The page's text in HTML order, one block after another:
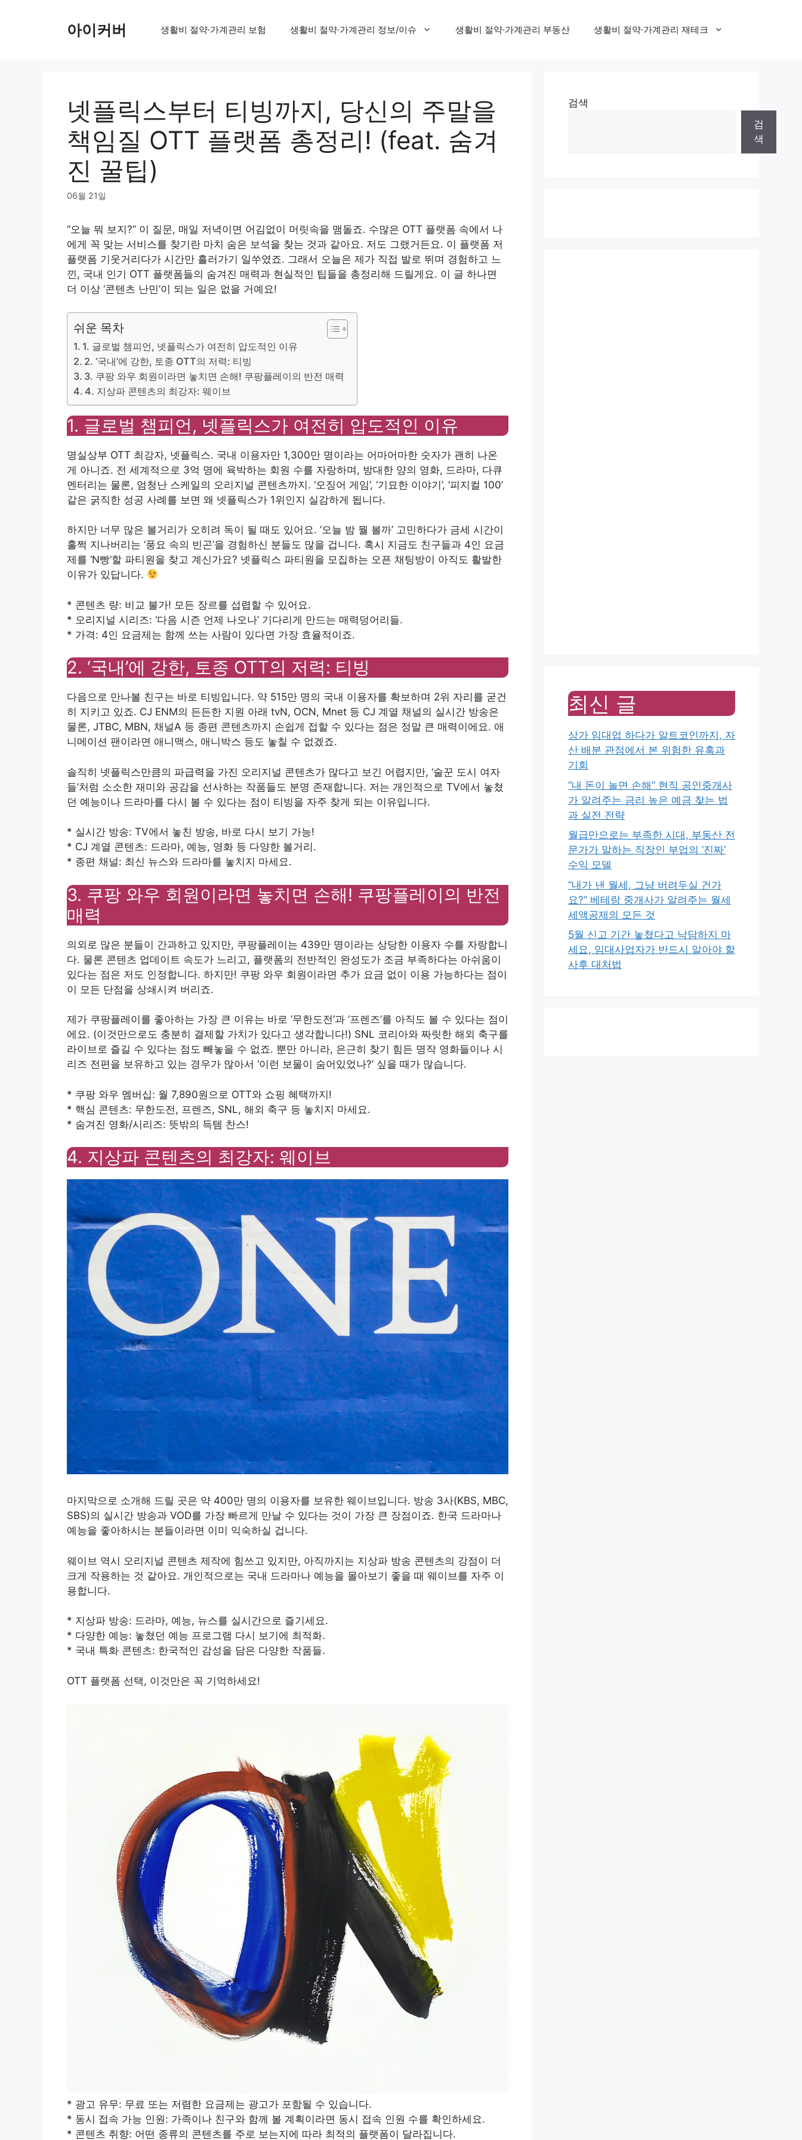
아이커버 생활비 절약·가계관리 보험 생활비 절약·가계관리 정보/이슈 생활비 절약·가계관리 부동산 생활비 절약·가계관리 재테크
넷플릭스부터 티빙까지, 당신의 주말을
책임질 OTT 플랫폼 총정리! (feat. 숨겨
진 꿀팁)
06월 21일
“오늘 뭐 보지?” 이 질문, 매일 저녁이면 어김없이 머릿속을 맴돌죠. 수많은 OTT 플랫폼 속에서 나
에게 꼭 맞는 서비스를 찾기란 마치 숨은 보석을 찾는 것과 같아요. 저도 그랬거든요. 이 플랫폼 저
플랫폼 기웃거리다가 시간만 흘러가기 일쑤였죠. 그래서 오늘은 제가 직접 발로 뛰며 경험하고 느
낀, 국내 인기 OTT 플랫폼들의 숨겨진 매력과 현실적인 팁들을 총정리해 드릴게요. 이 글 하나면
더 이상 ‘콘텐츠 난민’이 되는 일은 없을 거예요!
쉬운 목차
1. 글로벌 챔피언, 넷플릭스가 여전히 압도적인 이유
2. ‘국내’에 강한, 토종 OTT의 저력: 티빙
3. 쿠팡 와우 회원이라면 놓치면 손해! 쿠팡플레이의 반전 매력
4. 지상파 콘텐츠의 최강자: 웨이브
1. 글로벌 챔피언, 넷플릭스가 여전히 압도적인 이유
명실상부 OTT 최강자, 넷플릭스. 국내 이용자만 1,300만 명이라는 어마어마한 숫자가 괜히 나온
게 아니죠. 전 세계적으로 3억 명에 육박하는 회원 수를 자랑하며, 방대한 양의 영화, 드라마, 다큐
멘터리는 물론, 엄청난 스케일의 오리지널 콘텐츠까지. ‘오징어 게임’, ‘기묘한 이야기’, ‘피지컬 100’
같은 굵직한 성공 사례를 보면 왜 넷플릭스가 1위인지 실감하게 됩니다.
하지만 너무 많은 볼거리가 오히려 독이 될 때도 있어요. ‘오늘 밤 뭘 볼까’ 고민하다가 금세 시간이
훌쩍 지나버리는 ‘풍요 속의 빈곤’을 경험하신 분들도 많을 겁니다. 혹시 지금도 친구들과 4인 요금
제를 ‘N빵’할 파티원을 찾고 계신가요? 넷플릭스 파티원을 모집하는 오픈 채팅방이 아직도 활발한
이유가 있답니다.
* 콘텐츠 량: 비교 불가! 모든 장르를 섭렵할 수 있어요.
* 오리지널 시리즈: ‘다음 시즌 언제 나오나’ 기다리게 만드는 매력덩어리들.
* 가격: 4인 요금제는 함께 쓰는 사람이 있다면 가장 효율적이죠.
2. ‘국내’에 강한, 토종 OTT의 저력: 티빙
다음으로 만나볼 친구는 바로 티빙입니다. 약 515만 명의 국내 이용자를 확보하며 2위 자리를 굳건
히 지키고 있죠. CJ ENM의 든든한 지원 아래 tvN, OCN, Mnet 등 CJ 계열 채널의 실시간 방송은
물론, JTBC, MBN, 채널A 등 종편 콘텐츠까지 손쉽게 접할 수 있다는 점은 정말 큰 매력이에요. 애
니메이션 팬이라면 애니맥스, 애니박스 등도 놓칠 수 없겠죠.
솔직히 넷플릭스만큼의 파급력을 가진 오리지널 콘텐츠가 많다고 보긴 어렵지만, ‘술꾼 도시 여자
들’처럼 소소한 재미와 공감을 선사하는 작품들도 분명 존재합니다. 저는 개인적으로 TV에서 놓쳤
던 예능이나 드라마를 다시 볼 수 있다는 점이 티빙을 자주 찾게 되는 이유입니다.
* 실시간 방송: TV에서 놓친 방송, 바로 다시 보기 가능!
* CJ 계열 콘텐츠: 드라마, 예능, 영화 등 다양한 볼거리.
* 종편 채널: 최신 뉴스와 드라마를 놓치지 마세요.
3. 쿠팡 와우 회원이라면 놓치면 손해! 쿠팡플레이의 반전
매력
의외로 많은 분들이 간과하고 있지만, 쿠팡플레이는 439만 명이라는 상당한 이용자 수를 자랑합니
다. 물론 콘텐츠 업데이트 속도가 느리고, 플랫폼의 전반적인 완성도가 조금 부족하다는 아쉬움이
있다는 점은 저도 인정합니다. 하지만! 쿠팡 와우 회원이라면 추가 요금 없이 이용 가능하다는 점이
이 모든 단점을 상쇄시켜 버리죠.
제가 쿠팡플레이를 좋아하는 가장 큰 이유는 바로 ‘무한도전’과 ‘프렌즈’를 아직도 볼 수 있다는 점이
에요. (이것만으로도 충분히 결제할 가치가 있다고 생각합니다!) SNL 코리아와 짜릿한 해외 축구를
라이브로 즐길 수 있다는 점도 빼놓을 수 없죠. 뿐만 아니라, 은근히 찾기 힘든 명작 영화들이나 시
리즈 전편을 보유하고 있는 경우가 많아서 ‘이런 보물이 숨어있었나?’ 싶을 때가 많습니다.
* 쿠팡 와우 멤버십: 월 7,890원으로 OTT와 쇼핑 혜택까지!
* 핵심 콘텐츠: 무한도전, 프렌즈, SNL, 해외 축구 등 놓치지 마세요.
* 숨겨진 영화/시리즈: 뜻밖의 득템 찬스!
4. 지상파 콘텐츠의 최강자: 웨이브
마지막으로 소개해 드릴 곳은 약 400만 명의 이용자를 보유한 웨이브입니다. 방송 3사(KBS, MBC,
SBS)의 실시간 방송과 VOD를 가장 빠르게 만날 수 있다는 것이 가장 큰 장점이죠. 한국 드라마나
예능을 좋아하시는 분들이라면 이미 익숙하실 겁니다.
웨이브 역시 오리지널 콘텐츠 제작에 힘쓰고 있지만, 아직까지는 지상파 방송 콘텐츠의 강점이 더
크게 작용하는 것 같아요. 개인적으로는 국내 드라마나 예능을 몰아보기 좋을 때 웨이브를 자주 이
용합니다.
* 지상파 방송: 드라마, 예능, 뉴스를 실시간으로 즐기세요.
* 다양한 예능: 놓쳤던 예능 프로그램 다시 보기에 최적화.
* 국내 특화 콘텐츠: 한국적인 감성을 담은 다양한 작품들.
OTT 플랫폼 선택, 이것만은 꼭 기억하세요!
* 광고 유무: 무료 또는 저렴한 요금제는 광고가 포함될 수 있습니다.
* 동시 접속 가능 인원: 가족이나 친구와 함께 볼 계획이라면 동시 접속 인원 수를 확인하세요.
* 콘텐츠 취향: 어떤 종류의 콘텐츠를 주로 보는지에 따라 최적의 플랫폼이 달라집니다.
검색
검
색
최신 글
상가 임대업 하다가 알트코인까지, 자
산 배분 관점에서 본 위험한 유혹과
기회
“내 돈이 놀면 손해” 현직 공인중개사
가 알려주는 금리 높은 예금 찾는 법
과 실전 전략
월급만으로는 부족한 시대, 부동산 전
문가가 말하는 직장인 부업의 ‘진짜’
수익 모델
“내가 낸 월세, 그냥 버려두실 건가
요?” 베테랑 중개사가 알려주는 월세
세액공제의 모든 것
5월 신고 기간 놓쳤다고 낙담하지 마
세요, 임대사업자가 반드시 알아야 할
사후 대처법